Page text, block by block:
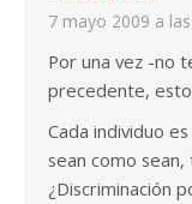
7 mayo 2009 a
Por una vez -no
precedente,
Cada individuo
sean como
¿Discriminación